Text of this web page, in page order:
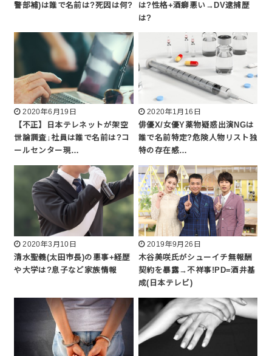
警部補)は誰で名前は?死因は何?
は?性格+酒癖悪い→DV逮捕歴
は?
2020年6月19日
【不正】日本テレネットが架空
世論調査↓社員は誰で名前は?コ
ールセンター現…
2020年1月16日
俳優X/女優Y薬物疑惑出演NGは
誰で名前特定?危険人物リスト独
特の存在感…
2020年3月10日
清水聖義(太田市長)の悪事+経歴
や大学は?息子など家族情報
2019年9月26日
木谷美咲氏がシューイチ無報酬
契約を暴露→不祥事!PD=酒井基
成(日本テレビ)